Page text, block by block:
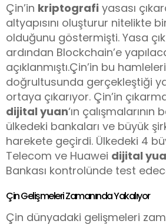
Çin’in kriptografi yasası
altyapısını oluşturur nitelikte
olduğunu göstermişti. Yasa
ardından Blockchain’e
açıklanmıştı.Çin’in bu
doğrultusunda gerçekleştiği
ortaya çıkarıyor. Çin’in
dijital yuan‘ın
ülkedeki bankaları ve büyük
harekete geçirdi. Ülkedeki 4
Telecom ve Huawei dijital
Bankası kontrolünde test
Çin Gelişmeleri Zamanında Yakalıyor
Çin dünyadaki gelişmeleri